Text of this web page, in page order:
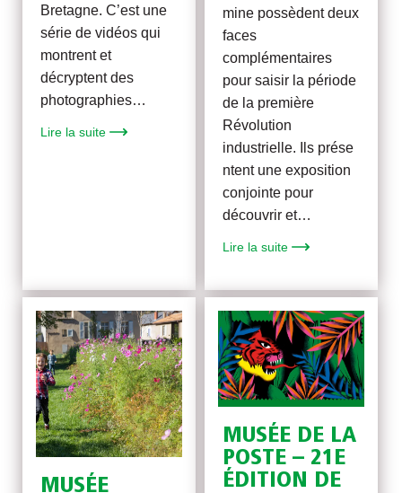
Bretagne. C’est une
série de vidéos qui
montrent et
décryptent des
photographies…
Lire la suite
mine possèdent deux
faces
complémentaires
pour saisir la période
de la première
Révolution
industrielle. Ils prése
ntent une exposition
conjointe pour
découvrir et…
Lire la suite
MUSÉE
MUSÉE DE LA
POSTE – 21E
ÉDITION DE